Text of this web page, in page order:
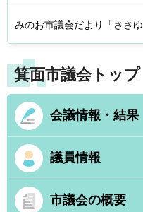
みのお市議会だより「ささ
箕面市議会トップ
会議情報・結果
議員情報
市議会の概要